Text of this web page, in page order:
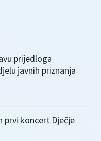
prijedloga
javnih priznanja
prvi koncert Dječje